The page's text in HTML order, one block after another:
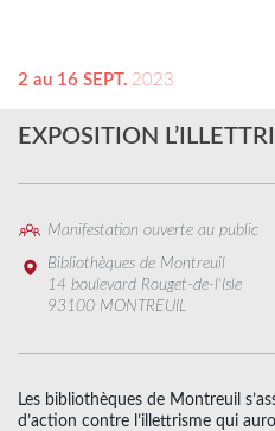
2 au 16 SEPT. 2023
EXPOSITION
Manifestation ouverte au public
Bibliothèques de Montreuil
14 boulevard Rouget-de-l'Isle
93100 MONTREUIL
Les bibliothèques de Montreuil
d’action contre l’illettrisme qui